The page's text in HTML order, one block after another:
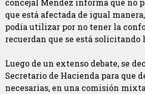
concejal Mendez informa que no
que está afectada de igual
podía utilizar por no tener la
recuerdan que se está solicitando
Luego de un extenso debate, se
Secretario de Hacienda para que
necesarias, en una comisión